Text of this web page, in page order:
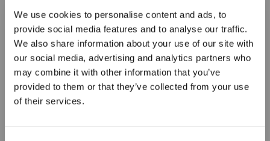
We use cookies to personalise content and ads, to
provide social media features and to analyse our traffic.
We also share information about your use of our site with
our social media, advertising and analytics partners who
may combine it with other information that you’ve
provided to them or that they’ve collected from your use
of their services.
Cestino con pedale Bo 2
scomparti: 2 x 30 l, nero
€266,93 IVA Esc.
Accessori per contenitore
dei rifiuti Sharpsafe®
Base stand, Gesch. per:
contenitore da 1 l
€12,30 IVA Esc.
5% off for your next order
Sign up for our newsletter to stay informed about
our new products, and receive a 10% discount on
your next purchase for all chemical products from
our own brand 😀